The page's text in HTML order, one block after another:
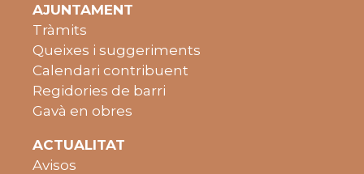
AJUNTAMENT
Tràmits
Queixes i suggeriments
Calendari contribuent
Regidories de barri
Gavà en obres
ACTUALITAT
Avisos